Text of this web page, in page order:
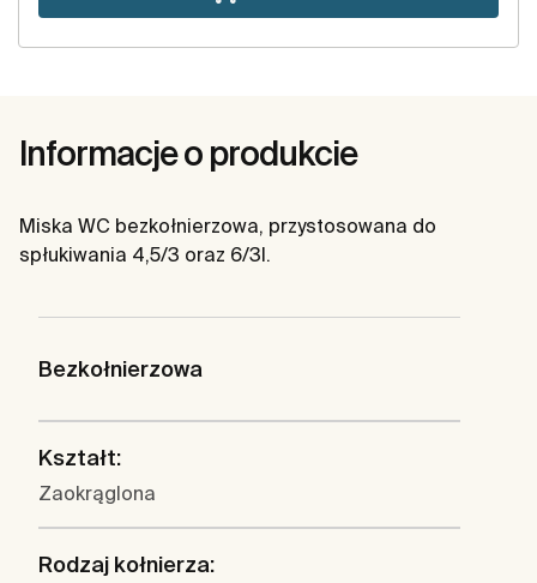
Informacje o produkcie
Miska WC bezkołnierzowa, przystosowana do
spłukiwania 4,5/3 oraz 6/3l.
Bezkołnierzowa
Kształt:
Zaokrąglona
Rodzaj kołnierza: